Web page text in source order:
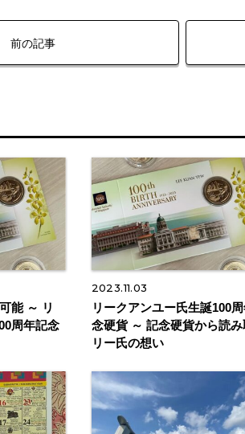
前の記事
能 ～ リ
周年記念
2023.11.03
リークアンユー氏生誕100
念硬貨 ～ 記念硬貨から読み
リー氏の想い